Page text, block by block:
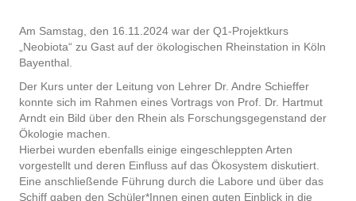
Am Samstag, den 16.11.2024 war der Q1-Projektkurs
„Neobiota“ zu Gast auf der ökologischen Rheinstation in Köln
Bayenthal.
Der Kurs unter der Leitung von Lehrer Dr. Andre Schieffer
konnte sich im Rahmen eines Vortrags von Prof. Dr. Hartmut
Arndt ein Bild über den Rhein als Forschungsgegenstand der
Ökologie machen.
Hierbei wurden ebenfalls einige eingeschleppten Arten
vorgestellt und deren Einfluss auf das Ökosystem diskutiert.
Eine anschließende Führung durch die Labore und über das
Schiff gaben den Schüler*Innen einen guten Einblick in die